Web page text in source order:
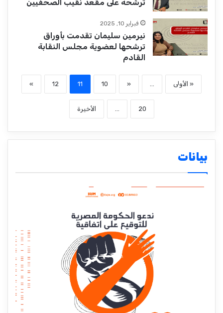
ترشحه على مقعد نقيب الصحفيين
فبراير 10, 2025
نيرمين سليمان تقدمت بأوراق
ترشحها لعضوية مجلس النقابة
القادم
« الأولى ...
«
10
11
12
»
20
... الأخيرة
بيانات